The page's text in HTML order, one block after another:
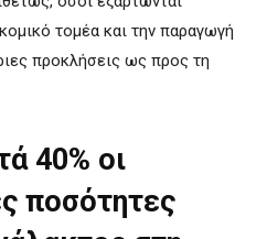
τομέα και την παραγωγή
προκλήσεις ως προς τη
40% οι
ποσότητες